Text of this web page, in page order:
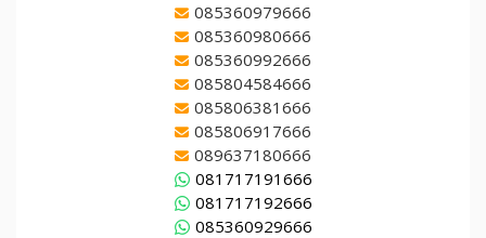
085360979666
085360980666
085360992666
085804584666
085806381666
085806917666
089637180666
081717191666
081717192666
085360929666